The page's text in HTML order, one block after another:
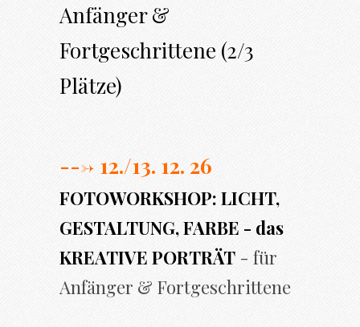
Anfänger &
Fortgeschrittene (2/3
Plätze)
---> 12./13. 12. 26
FOTOWORKSHOP: LICHT,
GESTALTUNG, FARBE - das
KREATIVE PORTRÄT - für
Anfänger & Fortgeschrittene